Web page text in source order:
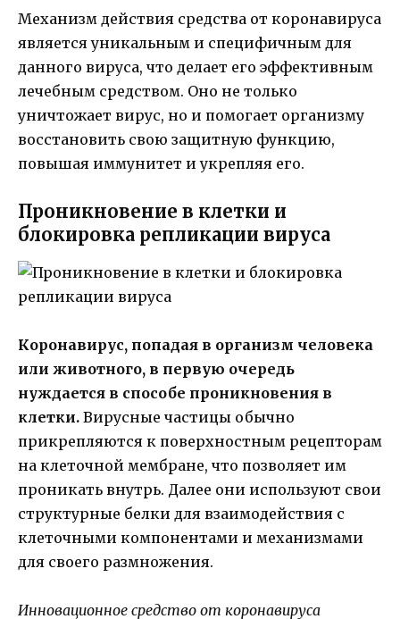
Механизм действия средства от коронавируса
является уникальным и специфичным для
данного вируса, что делает его эффективным
лечебным средством. Оно не только
уничтожает вирус, но и помогает организму
восстановить свою защитную функцию,
повышая иммунитет и укрепляя его.
Проникновение в клетки и
блокировка репликации вируса
Коронавирус, попадая в организм человека
или животного, в первую очередь
нуждается в способе проникновения в
клетки. Вирусные частицы обычно
прикрепляются к поверхностным рецепторам
на клеточной мембране, что позволяет им
проникать внутрь. Далее они используют свои
структурные белки для взаимодействия с
клеточными компонентами и механизмами
для своего размножения.
Инновационное средство от коронавируса